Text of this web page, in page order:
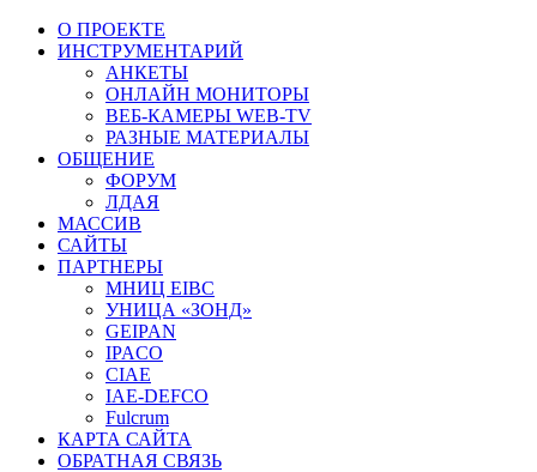
О ПРОЕКТЕ
ИНСТРУМЕНТАРИЙ
АНКЕТЫ
ОНЛАЙН МОНИТОРЫ
ВЕБ-КАМЕРЫ WEB-TV
РАЗНЫЕ МАТЕРИАЛЫ
ОБЩЕНИЕ
ФОРУМ
ЛДАЯ
МАССИВ
САЙТЫ
ПАРТНЕРЫ
МНИЦ EIBC
УНИЦА «ЗОНД»
GEIPAN
IPACO
CIAE
IAE-DEFCO
Fulcrum
КАРТА САЙТА
ОБРАТНАЯ СВЯЗЬ